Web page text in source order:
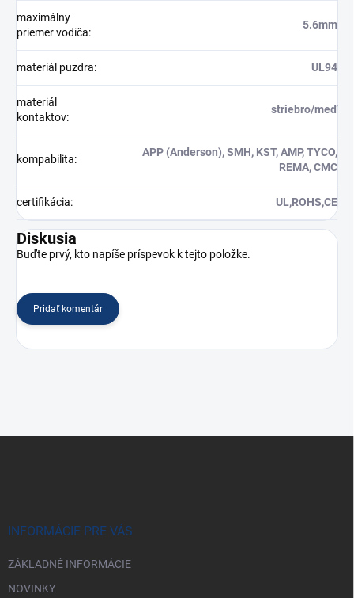
maximálny
priemer vodiča:
5.6mm
materiál puzdra: UL94
materiál
kontaktov:
striebro/meď
kompabilita:
APP (Anderson), SMH, KST, AMP, TYCO,
REMA, CMC
certifikácia: UL,ROHS,CE
Diskusia
Buďte prvý, kto napíše príspevok k tejto položke.
Pridať komentár
INFORMÁCIE PRE VÁS
ZÁKLADNÉ INFORMÁCIE
NOVINKY